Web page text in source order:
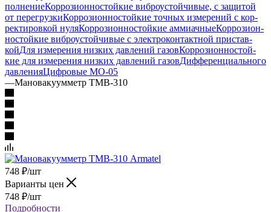
пол­не­ниеКор­ро­зи­он­но­стой­кие виб­ро­ус­той­чи­вые, с за­щи­той
от пе­ре­груз­киКор­ро­зи­он­но­стой­кие точ­ных изме­ре­ний с кор­
рек­ти­ров­кой нуляКор­ро­зи­он­но­стой­кие ам­ми­ач­ныеКор­ро­зи­он­
но­стой­кие виб­ро­ус­той­чи­вые с элек­тро­кон­такт­ной при­став­
койДля изме­ре­ния низ­ких дав­ле­ний га­зовКор­ро­зи­он­но­стой­
кие для изме­ре­ния низ­ких дав­ле­ний га­зовДиф­фе­рен­ци­аль­но­го
дав­ле­нияЦиф­ро­вые МО-05
—Мановакуумметр ТМВ-310
748 ₽/шт
Варианты цен
748 ₽/шт
Подробности